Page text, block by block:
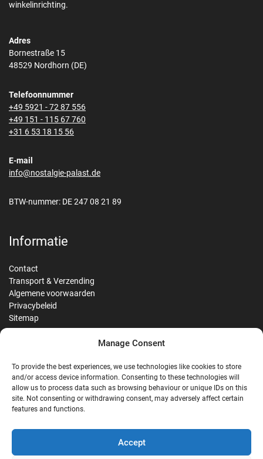
Manage Consent
To provide the best experiences, we use technologies like cookies to store
and/or access device information. Consenting to these technologies will
allow us to process data such as browsing behaviour or unique IDs on this
site. Not consenting or withdrawing consent, may adversely affect certain
features and functions.
Accept
winkelinrichting.
Adres
Bornestraße 15
48529 Nordhorn (DE)
Telefoonnummer
+49 5921 - 72 87 556
+49 151 - 115 67 760
+31 6 53 18 15 56
E-mail
info@nostalgie-palast.de
BTW-nummer: DE 247 08 21 89
Informatie
Contact
Transport & Verzending
Algemene voorwaarden
Privacybeleid
Sitemap
G Google Reviews